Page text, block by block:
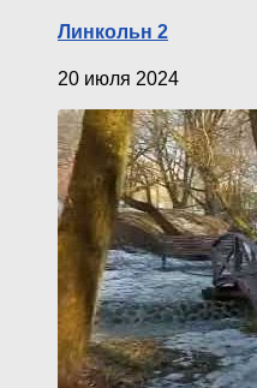
Линкольн 2
20 июля 2024